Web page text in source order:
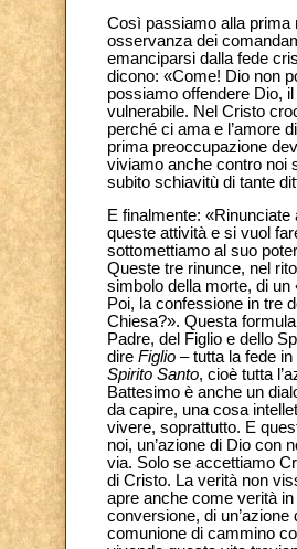
Così passiamo alla prima
osservanza dei
emanciparsi dalla fede
dicono: «Come! Dio non
possiamo offendere Dio,
vulnerabile. Nel Cristo
perché ci ama e l’amore
prima preoccupazione
viviamo anche contro noi
subito schiavitù di tante
E finalmente:
queste attività e si vuol
sottomettiamo al suo
Queste tre rinunce, nel
simbolo della morte, di un
Poi, la confessione in tre
Chiesa?». Questa
Padre, del Figlio e dello
dire Figlio – tutta la fede
Spirito Santo, cioè tutta
Battesimo è anche un
da capire, una cosa
vivere, soprattutto. E
noi, un’azione di Dio con
via. Solo se accettiamo
di Cristo. La verità non
apre anche come verità
conversione, di
comunione di cammino